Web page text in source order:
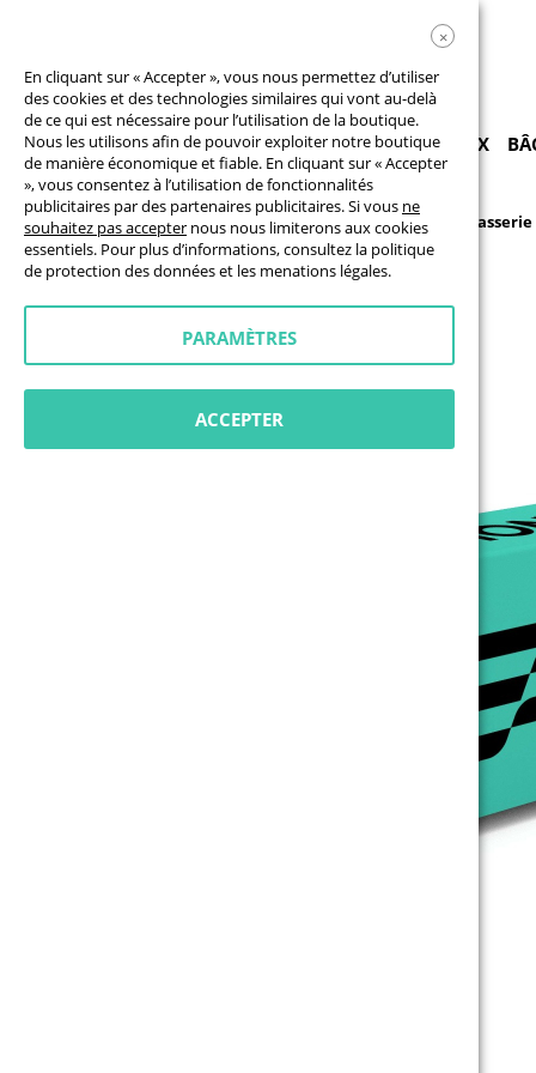
PRODUITS BÂCHES DRAPEAUX PANNEAUX
Équipement événementiel Housse pour table de brasserie
Skip
the
images
×
En cliquant sur « Accepter », vous nous permettez d’utiliser
des cookies et des technologies similaires qui vont au-delà
de ce qui est nécessaire pour l’utilisation de la boutique.
Nous les utilisons afin de pouvoir exploiter notre boutique
de manière économique et fiable. En cliquant sur « Accepter
», vous consentez à l’utilisation de fonctionnalités
publicitaires par des partenaires publicitaires. Si vous ne
souhaitez pas accepter nous nous limiterons aux cookies
essentiels. Pour plus d’informations, consultez la politique
de protection des donnéeset les menations légales.
PARAMÈTRES
ACCEPTER